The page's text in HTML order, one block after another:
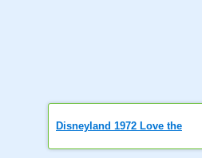
Disneyland 1972 Love the